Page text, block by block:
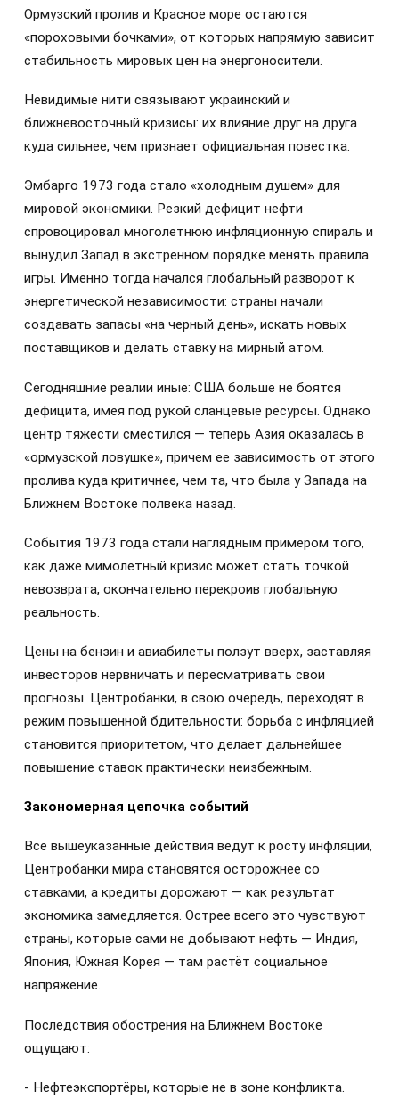
Ормузский пролив и Красное море остаются
«пороховыми бочками», от которых напрямую зависит
стабильность мировых цен на энергоносители.
Невидимые нити связывают украинский и
ближневосточный кризисы: их влияние друг на друга
куда сильнее, чем признает официальная повестка.
Эмбарго 1973 года стало «холодным душем» для
мировой экономики. Резкий дефицит нефти
спровоцировал многолетнюю инфляционную спираль и
вынудил Запад в экстренном порядке менять правила
игры. Именно тогда начался глобальный разворот к
энергетической независимости: страны начали
создавать запасы «на черный день», искать новых
поставщиков и делать ставку на мирный атом.
Сегодняшние реалии иные: США больше не боятся
дефицита, имея под рукой сланцевые ресурсы. Однако
центр тяжести сместился — теперь Азия оказалась в
«ормузской ловушке», причем ее зависимость от этого
пролива куда критичнее, чем та, что была у Запада на
Ближнем Востоке полвека назад.
События 1973 года стали наглядным примером того,
как даже мимолетный кризис может стать точкой
невозврата, окончательно перекроив глобальную
реальность.
Цены на бензин и авиабилеты ползут вверх, заставляя
инвесторов нервничать и пересматривать свои
прогнозы. Центробанки, в свою очередь, переходят в
режим повышенной бдительности: борьба с инфляцией
становится приоритетом, что делает дальнейшее
повышение ставок практически неизбежным.
Закономерная цепочка событий
Все вышеуказанные действия ведут к росту инфляции,
Центробанки мира становятся осторожнее со
ставками, а кредиты дорожают — как результат
экономика замедляется. Острее всего это чувствуют
страны, которые сами не добывают нефть — Индия,
Япония, Южная Корея — там растёт социальное
напряжение.
Последствия обострения на Ближнем Востоке
ощущают:
- Нефтеэкспортёры, которые не в зоне конфликта.